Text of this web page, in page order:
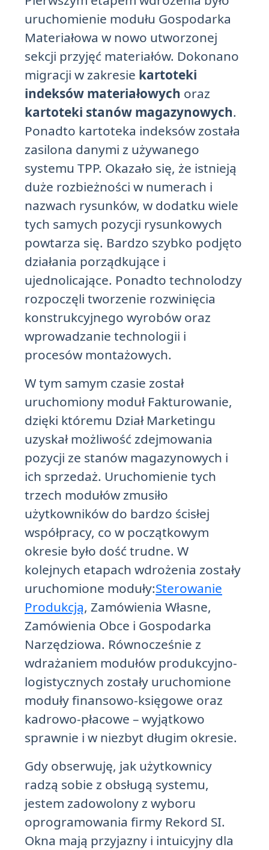
uruchomienie modułu Gospodarka
Materiałowa w nowo utworzonej
sekcji przyjęć materiałów. Dokonano
migracji w zakresie kartoteki
indeksów materiałowych oraz
kartoteki stanów magazynowych.
Ponadto kartoteka indeksów została
zasilona danymi z używanego
systemu TPP. Okazało się, że istnieją
duże rozbieżności w numerach i
nazwach rysunków, w dodatku wiele
tych samych pozycji rysunkowych
powtarza się. Bardzo szybko podjęto
działania porządkujące i
ujednolicające. Ponadto technolodzy
rozpoczęli tworzenie rozwinięcia
konstrukcyjnego wyrobów oraz
wprowadzanie technologii i
procesów montażowych.
W tym samym czasie został
uruchomiony moduł Fakturowanie,
dzięki któremu Dział Marketingu
uzyskał możliwość zdejmowania
pozycji ze stanów magazynowych i
ich sprzedaż. Uruchomienie tych
trzech modułów zmusiło
użytkowników do bardzo ścisłej
współpracy, co w początkowym
okresie było dość trudne. W
kolejnych etapach wdrożenia zostały
uruchomione moduły:Sterowanie
Produkcją, Zamówienia Własne,
Zamówienia Obce i Gospodarka
Narzędziowa. Równocześnie z
wdrażaniem modułów produkcyjno-
logistycznych zostały uruchomione
moduły finansowo-księgowe oraz
kadrowo-płacowe – wyjątkowo
sprawnie i w niezbyt długim okresie.
Gdy obserwuję, jak użytkownicy
radzą sobie z obsługą systemu,
jestem zadowolony z wyboru
oprogramowania firmy Rekord SI.
Okna mają przyjazny i intuicyjny dla